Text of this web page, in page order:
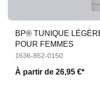
BP® TUNIQUE
POUR FEMMES
1636-852-0150
À partir de 26,95 €*